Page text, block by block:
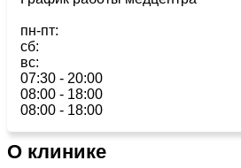
пн-пт:
сб:
вс:
07:30 - 20:00
08:00 - 18:00
08:00 - 18:00
О клинике